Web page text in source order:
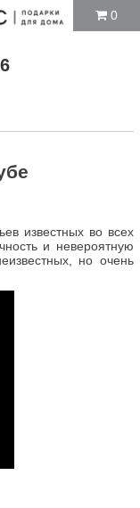
0
известных во всех
и невероятную
но очень